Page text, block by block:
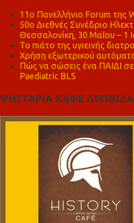
11ο Πανελλήνιο Forum της
50ο Διεθνές Συνέδριο
Θεσσαλονίκη, 30 Μαΐου – 1
Το πιάτο της υγιεινής
Χρήση εξωτερικού
Πώς να σώσεις ένα ΠΑΙΔΙ
Paediatric BLS
ΨΗΣΤΑΡΙΑ ΚΑΦΕ